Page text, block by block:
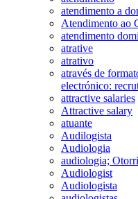
atendimento a
Atendimento ao
atendimento
atrative
atrativo
através de
electrónico:
attractive salaries
Attractive salary
atuante
Audilogista
Audiologia
audiologia;
Audiologist
Audiologista